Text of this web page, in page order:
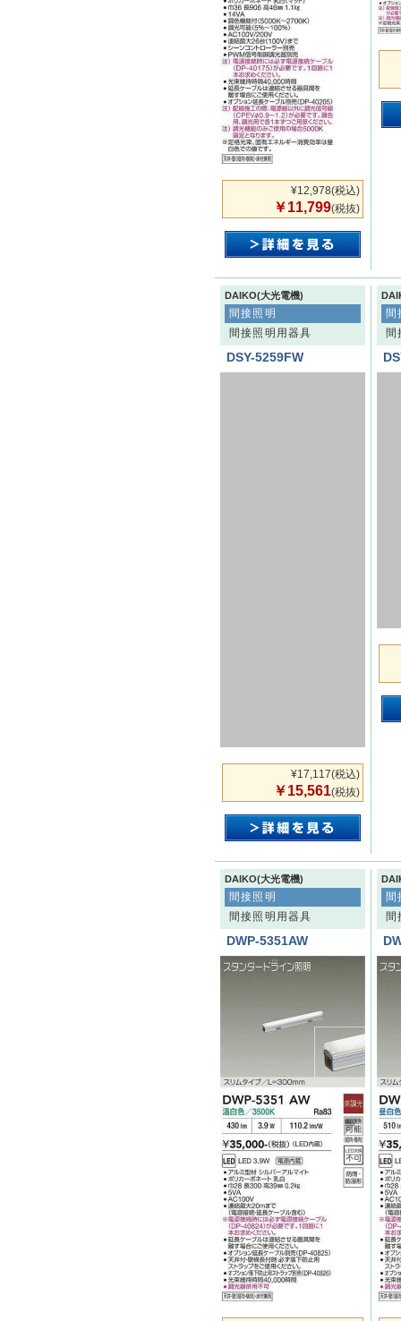
¥12,978(税込)
￥11,799(税抜)
DAIKO(大光電機)
間接照明
間接照明用器具
DSY-5259FW
¥17,117(税込)
￥15,561(税抜)
間
間
DAIKO(大光電機)
間接照明
間接照明用器具
DWP-5351AW
間
間